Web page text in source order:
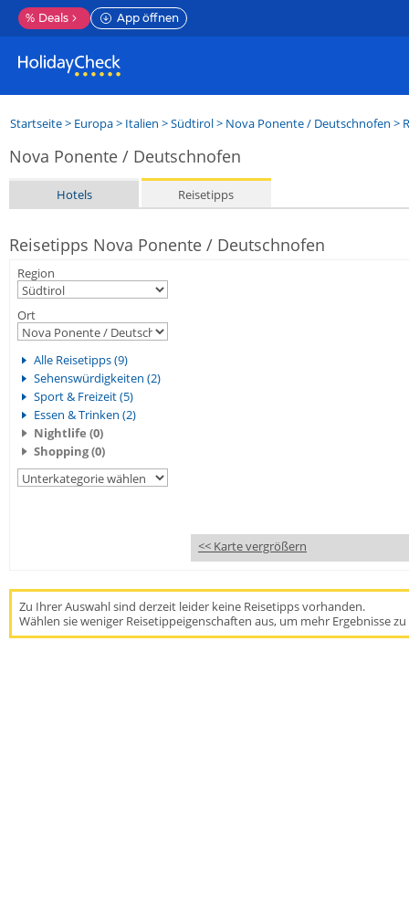
% Deals App öffnen
Startseite> Europa> Italien >Südtirol> Nova Ponente / Deutschnofen >
Nova Ponente / Deutschnofen
Hotels Reisetipps
Reisetipps Nova Ponente / Deutschnofen
Region
Ort
Alle Reisetipps (9)
Sehenswürdigkeiten (2)
Sport & Freizeit (5)
Essen & Trinken (2)
Nightlife (0)
Shopping (0)
<< Karte vergrößern
Zu Ihrer Auswahl sind derzeit leider keine Reisetipps vorhanden.
Wählen sie weniger Reisetippeigenschaften aus, um mehr Ergebnisse